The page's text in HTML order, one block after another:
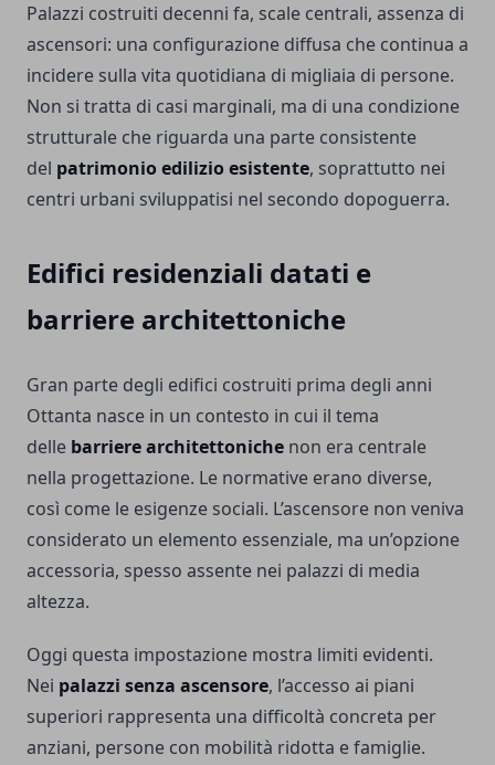
Palazzi costruiti decenni fa, scale centrali, assenza di
ascensori: una configurazione diffusa che continua a
incidere sulla vita quotidiana di migliaia di persone.
Non si tratta di casi marginali, ma di una condizione
strutturale che riguarda una parte consistente
del patrimonio edilizio esistente, soprattutto nei
centri urbani sviluppatisi nel secondo dopoguerra.
Edifici residenziali datati e
barriere architettoniche
Gran parte degli edifici costruiti prima degli anni
Ottanta nasce in un contesto in cui il tema
delle barriere architettoniche non era centrale
nella progettazione. Le normative erano diverse,
così come le esigenze sociali. L’ascensore non veniva
considerato un elemento essenziale, ma un’opzione
accessoria, spesso assente nei palazzi di media
altezza.
Oggi questa impostazione mostra limiti evidenti.
Nei palazzi senza ascensore, l’accesso ai piani
superiori rappresenta una difficoltà concreta per
anziani, persone con mobilità ridotta e famiglie.